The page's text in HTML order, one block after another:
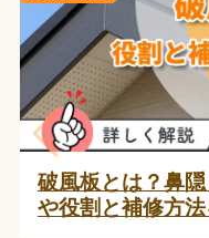
破風板とは？鼻
や役割と補修方